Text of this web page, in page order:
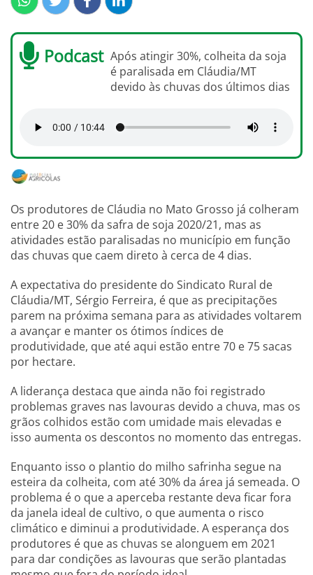
Podcast Após atingir 30%, colheita da soja
é paralisada em Cláudia/MT
devido às chuvas dos últimos dias
Os produtores de Cláudia no Mato Grosso já colheram
entre 20 e 30% da safra de soja 2020/21, mas as
atividades estão paralisadas no município em função
das chuvas que caem direto à cerca de 4 dias.
A expectativa do presidente do Sindicato Rural de
Cláudia/MT, Sérgio Ferreira, é que as precipitações
parem na próxima semana para as atividades voltarem
a avançar e manter os ótimos índices de
produtividade, que até aqui estão entre 70 e 75 sacas
por hectare.
A liderança destaca que ainda não foi registrado
problemas graves nas lavouras devido a chuva, mas os
grãos colhidos estão com umidade mais elevadas e
isso aumenta os descontos no momento das entregas.
Enquanto isso o plantio do milho safrinha segue na
esteira da colheita, com até 30% da área já semeada. O
problema é o que a aperceba restante deva ficar fora
da janela ideal de cultivo, o que aumenta o risco
climático e diminui a produtividade. A esperança dos
produtores é que as chuvas se alonguem em 2021
para dar condições as lavouras que serão plantadas